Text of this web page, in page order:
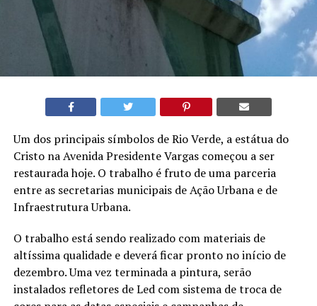
Um dos principais símbolos de Rio Verde, a estátua do
Cristo na Avenida Presidente Vargas começou a ser
restaurada hoje. O trabalho é fruto de uma parceria
entre as secretarias municipais de Ação Urbana e de
Infraestrutura Urbana.
O trabalho está sendo realizado com materiais de
altíssima qualidade e deverá ficar pronto no início de
dezembro. Uma vez terminada a pintura, serão
instalados refletores de Led com sistema de troca de